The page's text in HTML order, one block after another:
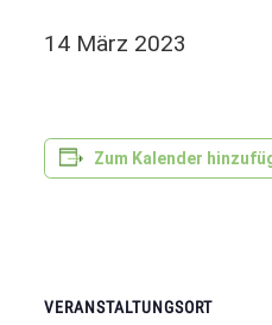
14 März 2023
Zum Kalender
VERANSTALTUNGSORT